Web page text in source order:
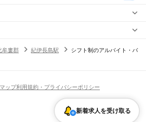
伊賀上野駅 島ケ原駅
て
ッフ
バー（BAR）・バーテンダー
飲食店（店長・マネージャー）
髪型・髪色自由
留学生・外国人活躍中
牟婁郡 紀伊長島駅
シフト制のアルバイト・バ
新着求人を受け取る
ップ利用規約・プライバシーポリシー